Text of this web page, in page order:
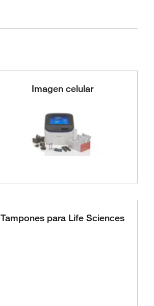
Imagen celular
Tampones para Life Sciences